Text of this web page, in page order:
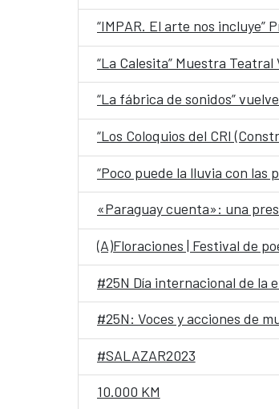
“IMPAR. El arte nos
“La Calesita” Muestra
“La fábrica de sonidos”
“Los Coloquios del CRI
“Poco puede la lluvia con las
«Paraguay cuenta»: una
(A)Floraciones | Festival de
#25N Día internacional de la
#25N: Voces y acciones de
#SALAZAR2023
10.000 KM